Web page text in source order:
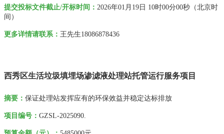
提交投标文件截止/开标时间： 2026年01月19日 10时00分00秒 （北京时
间）
更多详情请联系 ： 王先生18086878436
西秀区生活垃圾填埋场渗滤液处理站托管运行服务项目
摘要： 保证处理站发挥应有的环保效益并稳定达标排放
项目编号： GZSL-2025090.